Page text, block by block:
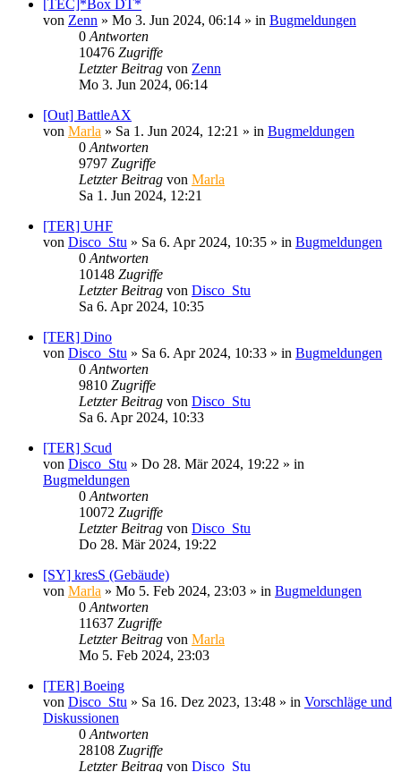
[TEC]*Box DT*
von Zenn » Mo 3. Jun 2024, 06:14 » in Bugmeldungen
0 Antworten
10476 Zugriffe
Letzter Beitrag von Zenn
Mo 3. Jun 2024, 06:14
[Out] BattleAX
von Marla » Sa 1. Jun 2024, 12:21 » in Bugmeldungen
0 Antworten
9797 Zugriffe
Letzter Beitrag von Marla
Sa 1. Jun 2024, 12:21
[TER] UHF
von Disco_Stu » Sa 6. Apr 2024, 10:35 » in Bugmeldungen
0 Antworten
10148 Zugriffe
Letzter Beitrag von Disco_Stu
Sa 6. Apr 2024, 10:35
[TER] Dino
von Disco_Stu » Sa 6. Apr 2024, 10:33 » in Bugmeldungen
0 Antworten
9810 Zugriffe
Letzter Beitrag von Disco_Stu
Sa 6. Apr 2024, 10:33
[TER] Scud
von Disco_Stu » Do 28. Mär 2024, 19:22 » in
Bugmeldungen
0 Antworten
10072 Zugriffe
Letzter Beitrag von Disco_Stu
Do 28. Mär 2024, 19:22
[SY] kresS (Gebäude)
von Marla » Mo 5. Feb 2024, 23:03 » in Bugmeldungen
0 Antworten
11637 Zugriffe
Letzter Beitrag von Marla
Mo 5. Feb 2024, 23:03
[TER] Boeing
von Disco_Stu » Sa 16. Dez 2023, 13:48 » in Vorschläge und
Diskussionen
0 Antworten
28108 Zugriffe
Letzter Beitrag von Disco_Stu